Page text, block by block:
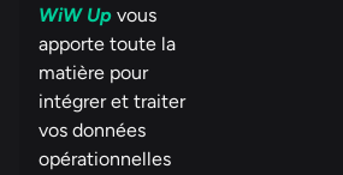
WiW Up vous
apporte toute la
matière pour
intégrer et traiter
vos données
opérationnelles